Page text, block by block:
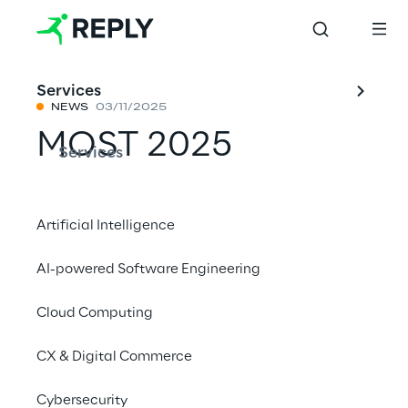
Services
Services
Artificial Intelligence
AI-powered Software Engineering
Cloud Computing
CX & Digital Commerce
Cybersecurity
NEWS 03/11/2025
MOST 2025
11–12 novembre 2025
Centro Congressi Auditorium della Tecnica,